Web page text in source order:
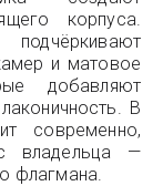
корпуса.
и матовое
добавляют
В
современно,
владельца —
флагмана.